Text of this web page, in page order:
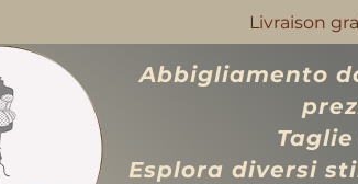
Abbigliamento
Esplora diversi
Livraison